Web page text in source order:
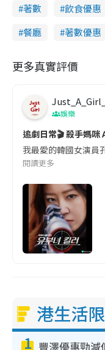
著數 飲食優惠
餐廳
著數優惠
更多真實評價
娛樂
追劇日常🎬 殺手媽
我最愛的韓國女演員
閱讀更多
港生活
1